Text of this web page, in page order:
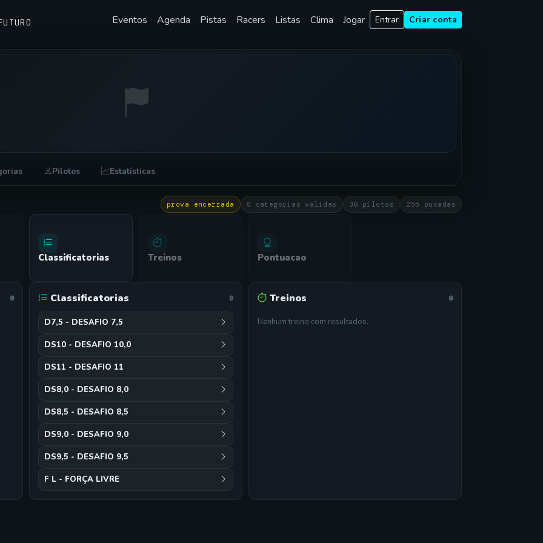
Eventos Agenda Pistas Racers Listas Clima Jogar Entrar Criar conta
DO CAMPEONATO FORCE CARS
Pilotos Estatísticas
prova encerrada 8 categorias validas 36 pilotos 255 puxadas
Classificatorias Treinos Pontuacao
0 Classificatorias 8
D7,5 - DESAFIO 7,5
DS10 - DESAFIO 10,0
DS11 - DESAFIO 11
DS8,0 - DESAFIO 8,0
DS8,5 - DESAFIO 8,5
DS9,0 - DESAFIO 9,0
DS9,5 - DESAFIO 9,5
F L - FORÇA LIVRE
Treinos 0
Nenhum treino com resultados.